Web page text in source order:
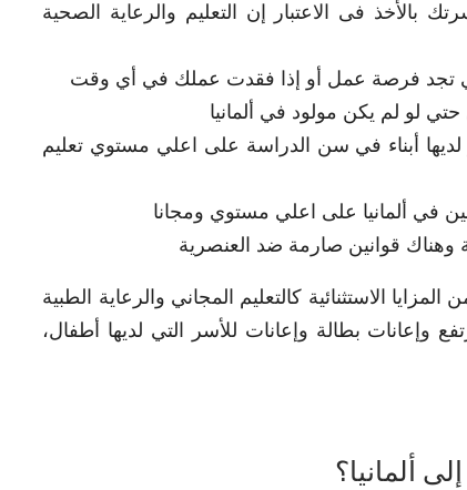
فى الاعتبار إن التعليم والرعاية الصحية
حتي تجد فرصة عمل أو إذا فقدت عملك في أي وقت
لو لم يكن مولود في ألمانيا
لديها أبناء في سن الدراسة على اعلي مستوي تعليم
في ألمانيا على اعلي مستوي ومجانا
وهناك قوانين صارمة ضد العنصرية
الاستثنائية كالتعليم المجاني والرعاية الطبية
وإعانات بطالة وإعانات للأسر التي لديها أطفال،
ألمانيا؟